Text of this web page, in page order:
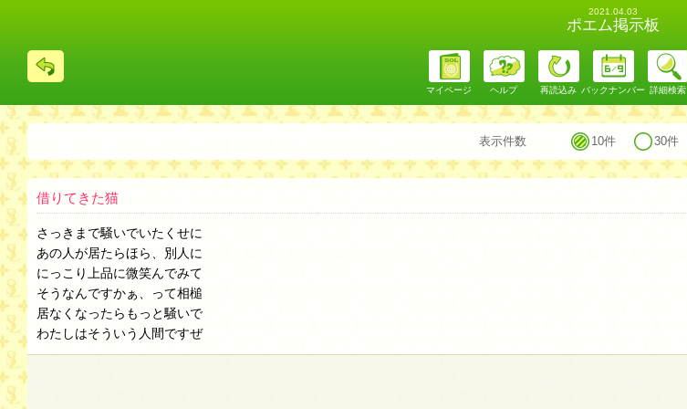
2021.04.03
ポエム掲示板
る
マイページ ヘルプ 再読込み バックナンバー 詳細検索
表示件数 10件 30件
借りてきた猫
さっきまで騒いでいたくせに
あの人が居たらほら、別人に
にっこり上品に微笑んでみて
そうなんですかぁ、って相槌
居なくなったらもっと騒いで
わたしはそういう人間ですぜ